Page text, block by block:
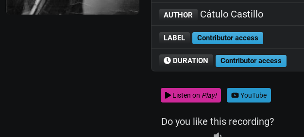
AUTHOR Cátulo Castillo
LABEL Contributor access
DURATION Contributor access
Listen on Play! YouTube
Do you like this recording?